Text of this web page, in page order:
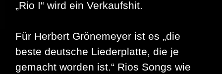
„Rio I“ wird ein Verkaufshit.
Für Herbert Grönemeyer ist es „die
beste deutsche Liederplatte, die je
gemacht worden ist.“ Rios Songs wie